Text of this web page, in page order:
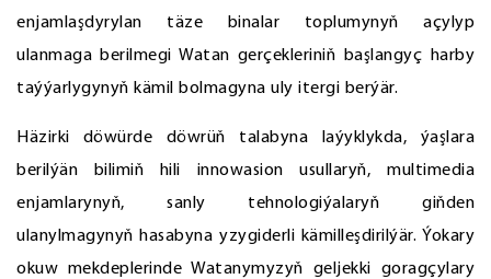
enjamlaşdyrylan täze binalar toplumynyň açylyp
ulanmaga berilmegi Watan gerçekleriniň başlangyç harby
taýýarlygynyň kämil bolmagyna uly itergi berýär.
Häzirki döwürde döwrüň talabyna laýyklykda, ýaşlara
berilýän bilimiň hili innowasion usullaryň, multimedia
enjamlarynyň, sanly tehnologiýalaryň giňden
ulanylmagynyň hasabyna yzygiderli kämilleşdirilýär. Ýokary
okuw mekdeplerinde Watanymyzyň geljekki goragçylary